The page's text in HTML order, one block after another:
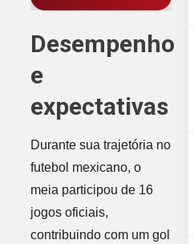
Desempenho
e
expectativas
Durante sua trajetória no
futebol mexicano, o
meia participou de 16
jogos oficiais,
contribuindo com um gol